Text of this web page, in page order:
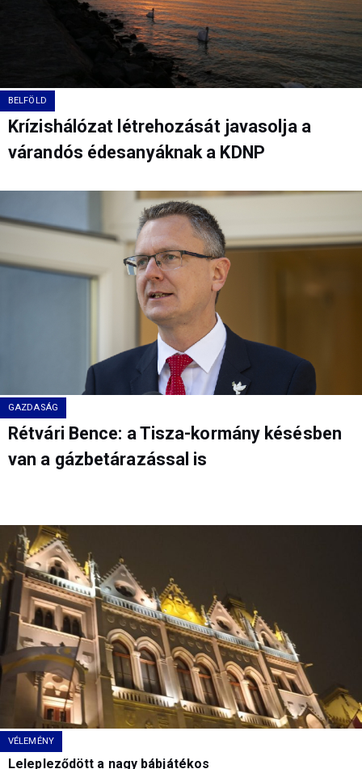
BELFÖLD
Krízishálózat létrehozását javasolja a
várandós édesanyáknak a KDNP
GAZDASÁG
Rétvári Bence: a Tisza-kormány késésben
van a gázbetárazással is
VÉLEMÉNY
Lelepleződött a nagy bábjátékos